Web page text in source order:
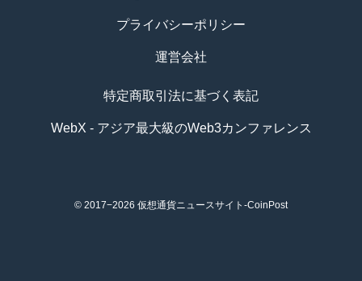
プライバシーポリシー
運営会社
特定商取引法に基づく表記
WebX - アジア最大級のWeb3カンファレンス
© 2017−2026 仮想通貨ニュースサイト-CoinPost